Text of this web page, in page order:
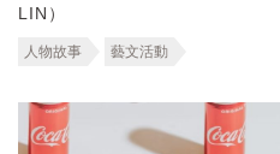
LIN）
人物故事 藝文活動